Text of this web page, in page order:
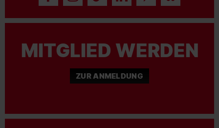
MITGLIED WERDEN
ZUR ANMELDUNG